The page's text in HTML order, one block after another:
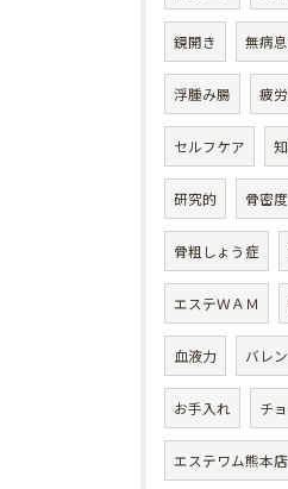
鏡開き 無病
浮腫み腸 疲
セルフケア
研究的 骨密度
骨粗しょう症
エステＷＡＭ
血液力 バレ
お手入れ チ
エステワム熊本店